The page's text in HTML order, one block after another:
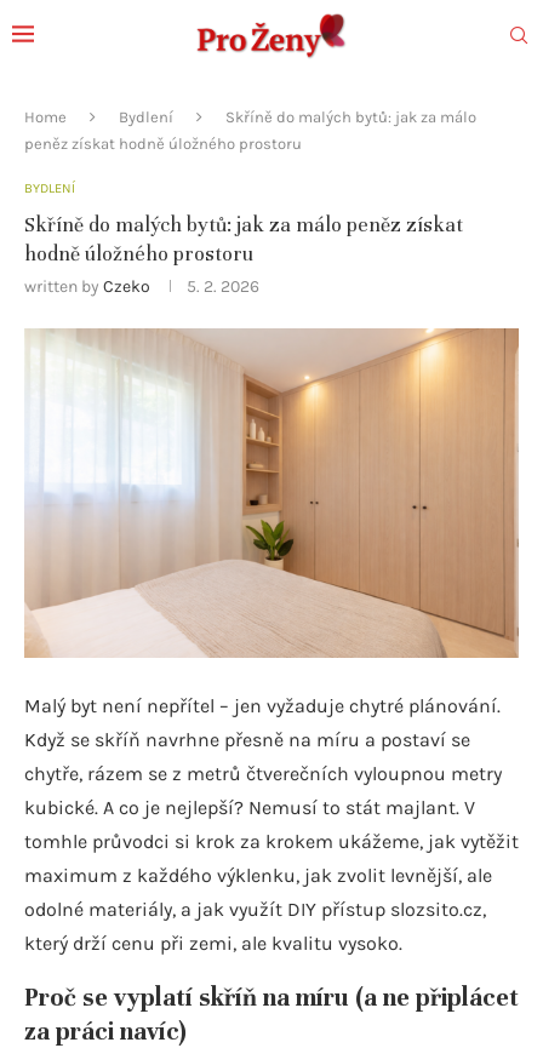
Home Bydlení
Skříně do malých bytů: jak za málo
peněz získat hodně úložného prostoru
BYDLENÍ
Skříně do malých bytů: jak za málo peněz získat
hodně úložného prostoru
written by Czeko 5. 2. 2026
Malý byt není nepřítel – jen vyžaduje chytré plánování.
Když se skříň navrhne přesně na míru a postaví se
chytře, rázem se z metrů čtverečních vyloupnou metry
kubické. A co je nejlepší? Nemusí to stát majlant. V
tomhle průvodci si krok za krokem ukážeme, jak vytěžit
maximum z každého výklenku, jak zvolit levnější, ale
odolné materiály, a jak využít DIY přístup slozsito.cz,
který drží cenu při zemi, ale kvalitu vysoko.
Proč se vyplatí skříň na míru (a ne připlácet
za práci navíc)